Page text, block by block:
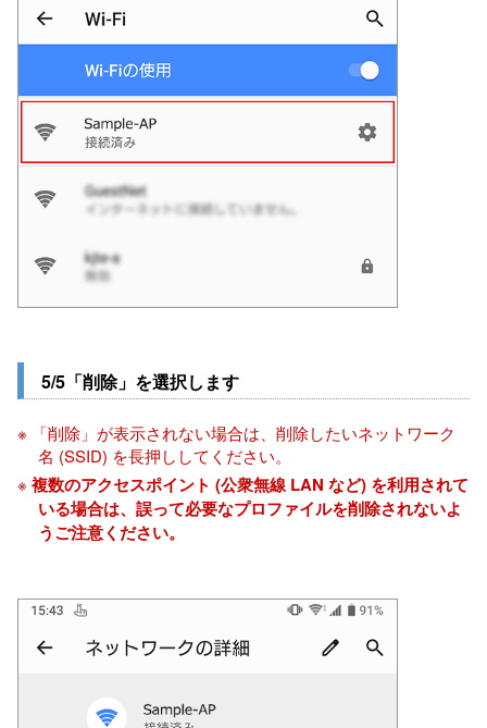
5/5「削除」を選択します
※ 「削除」が表示されない場合は、削除したいネットワーク
名 (SSID) を長押ししてください。
※ 複数のアクセスポイント (公衆無線 LAN など) を利用されて
いる場合は、誤って必要なプロファイルを削除されないよ
うご注意ください。